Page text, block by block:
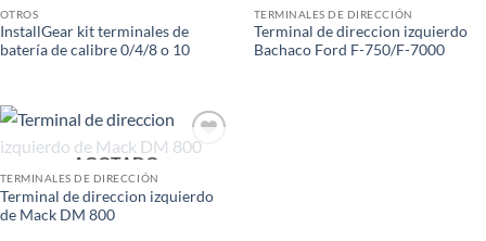
OTROS
InstallGear kit terminales de
batería de calibre 0/4/8 o 10
TERMINALES DE DIRECCIÓN
Terminal de direccion izquierdo
Bachaco Ford F-750/F-7000
AGOTADO
TERMINALES DE DIRECCIÓN
Terminal de direccion izquierdo
de Mack DM 800